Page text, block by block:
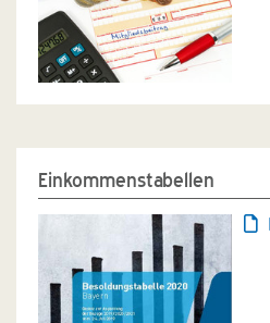
Einkommenstabellen